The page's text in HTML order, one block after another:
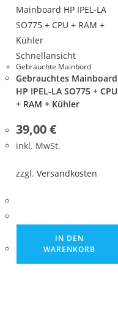
Schnellansicht
Gebrauchte Mainbord
Gebrauchtes Mainboard
HP IPEL-LA SO775 + CPU
+ RAM + Kühler
39,00€
inkl. MwSt.
zzgl.Versandkosten
IN DEN
WARENKORB